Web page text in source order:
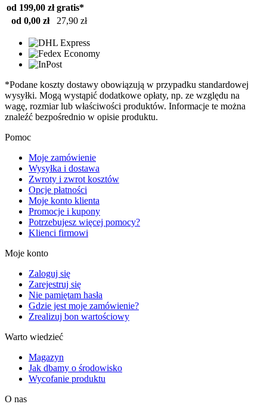
od 199,00 zł gratis*
od 0,00 zł
27,90 zł
*Podane koszty dostawy obowiązują w przypadku standardowej
wysyłki. Mogą wystąpić dodatkowe opłaty, np. ze względu na
wagę, rozmiar lub właściwości produktów. Informacje te można
znaleźć bezpośrednio w opisie produktu.
Pomoc
Moje zamówienie
Wysyłka i dostawa
Zwroty i zwrot kosztów
Opcje płatności
Moje konto klienta
Promocje i kupony
Potrzebujesz więcej pomocy?
Klienci firmowi
Moje konto
Zaloguj się
Zarejestruj się
Nie pamiętam hasła
Gdzie jest moje zamówienie?
Zrealizuj bon wartościowy
Warto wiedzieć
Magazyn
Jak dbamy o środowisko
Wycofanie produktu
O nas